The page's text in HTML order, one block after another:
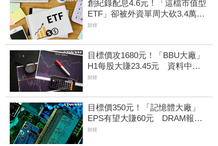
創紀錄配息4.6元！「這檔市值型
ETF」卻被外資單周大砍3.4萬
張 00923豪配3.05元同被抽回2
財經
目標價攻1680元！「BBU大廠」
H1每股大賺23.45元 資料中心
需求旺、產品結構優化推升毛利
財經
目標價350元！「記憶體大廠」
EPS有望大賺60元 DRAM報價
翻倍後再漲5成毛利率飆80%
財經